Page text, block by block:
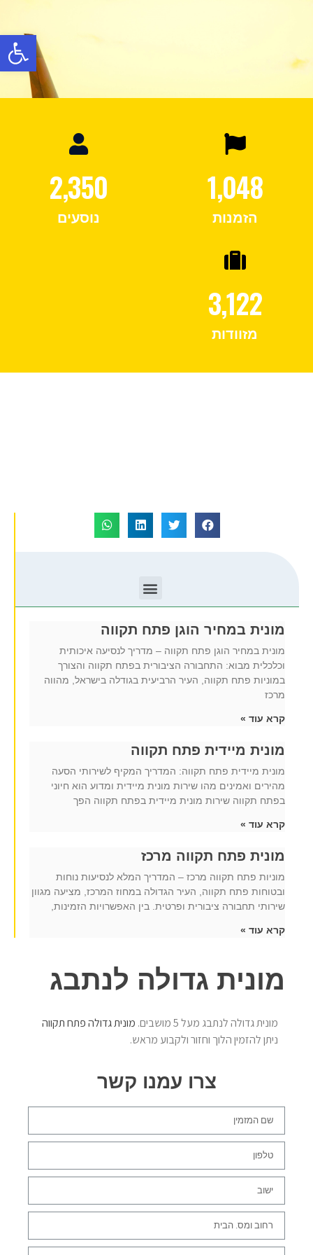
1,048
הזמנות
2,350
נוסעים
3,122
מזוודות
מונית במחיר הוגן פתח תקווה
מונית במחיר הוגן פתח תקווה – מדריך לנסיעה איכותית
וכלכלית מבוא: התחבורה הציבורית בפתח תקווה והצורך
במוניות פתח תקווה, העיר הרביעית בגודלה בישראל, מהווה
מרכז
קרא עוד »
מונית מיידית פתח תקווה
מונית מיידית פתח תקווה: המדריך המקיף לשירותי הסעה
מהירים ואמינים מהו שירות מונית מיידית ומדוע הוא חיוני
בפתח תקווה שירות מונית מיידית בפתח תקווה הפך
קרא עוד »
מונית פתח תקווה מרכז
מוניות פתח תקווה מרכז – המדריך המלא לנסיעות נוחות
ובטוחות פתח תקווה, העיר הגדולה במחוז המרכז, מציעה מגוון
שירותי תחבורה ציבורית ופרטית. בין האפשרויות הזמינות,
קרא עוד »
מונית גדולה לנתבג
מונית גדולה לנתבג מעל 5 מושבים.
מונית גדולה פתח תקווה
ניתן להזמין הלוך וחזור ולקבוע מראש.
צרו עמנו קשר